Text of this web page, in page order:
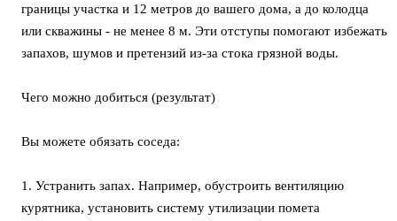
границы участка и 12 метров до вашего дома, а до колодца
или скважины - не менее 8 м. Эти отступы помогают избежать
запахов, шумов и претензий из-за стока грязной воды.
Чего можно добиться (результат)
Вы можете обязать соседа:
1. Устранить запах. Например, обустроить вентиляцию
курятника, установить систему утилизации помета